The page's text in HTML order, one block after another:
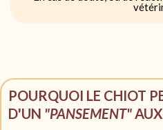
POURQUOI LE CHIOT
D'UN "PANSEMENT"